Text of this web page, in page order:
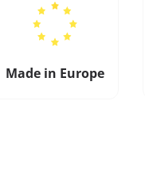
Made in Europe